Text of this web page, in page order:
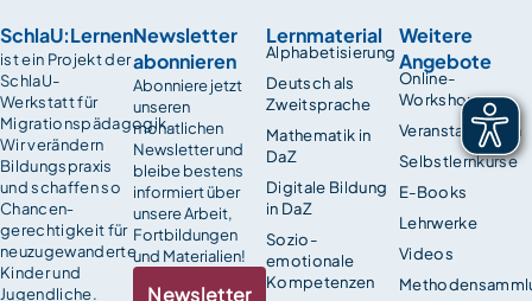
SchlaU:Lernen
ist ein Projekt der
SchlaU-
Werkstatt für
Migrationspädagogik.
Wir verändern
Bildungspraxis
und schaffen so
Chancen­
gerechtigkeit für
neuzugewanderte
Kinder und
Jugendliche.
Lernmaterial
Alphabetisierung
Deutsch als
Zweitsprache
Mathematik in
DaZ
Digitale Bildung
in DaZ
Sozio-
emotionale
Kompetenzen
Weitere
Angebote
Online-
Workshops
Veranstaltungen
Selbstlernkurse
E-Books
Lehrwerke
Videos
Newsletter
abonnieren
Abonniere jetzt
unseren
monatlichen
Newsletter und
bleibe bestens
informiert über
unsere Arbeit,
Fortbildungen
und Materialien!
Newsletter